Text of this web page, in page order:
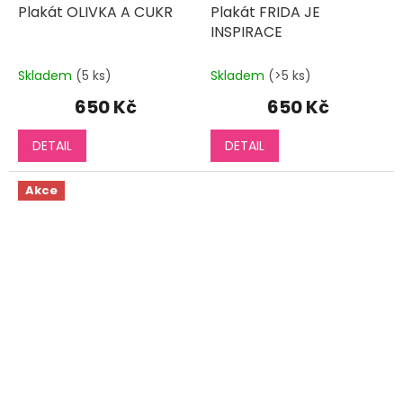
Plakát OLIVKA A CUKR
Skladem (5 ks)
650 Kč
DETAIL
Plakát FRIDA JE
INSPIRACE
Skladem (>5 ks)
650 Kč
DETAIL
Akce